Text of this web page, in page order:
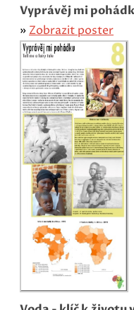
Vyprávěj mi
» Zobrazit poster